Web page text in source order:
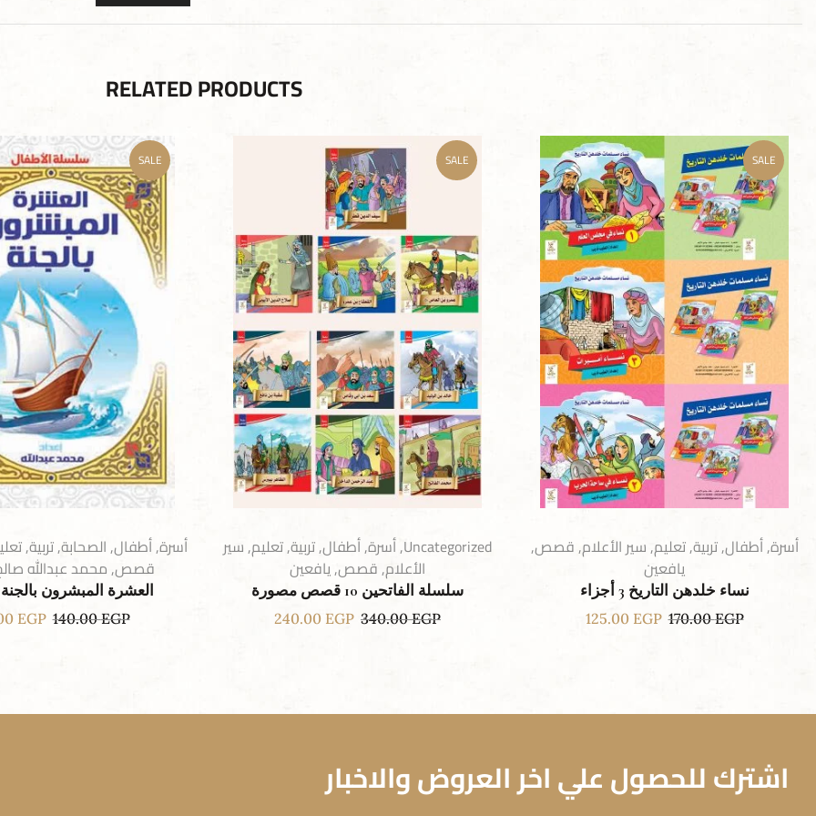
RELATED PRODUCTS
SALE
أسرة,أطفال,تربية,تعليم,سير الأعلام,قصص,
يافعين
نساء خلدهن التاريخ 3 أجزاء
170.00EGP
125.00 EGP
SALE
Uncategorized
,أسرة,أطفال,تربية,تعليم,سير
الأعلام,قصص,يافعين
سلسلة الفاتحين 10 قصص مصورة
340.00EGP
240.00 EGP
SALE
أسرة,أطفال,الصحابة,تربية,
قصص,محمد عبدالله
العشرة المبشرون
140.00EGP
EGP
اشترك للحصول علي اخر العروض والاخبار